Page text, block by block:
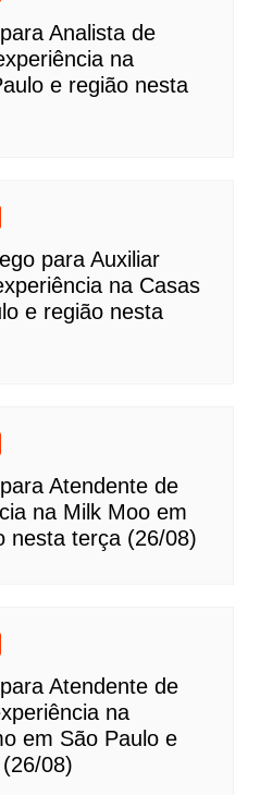
Analista de
na
e região nesta
para Auxiliar
na Casas
e região nesta
Atendente de
na Milk Moo em
nesta terça (26/08)
Atendente de
na
em São Paulo e
08)